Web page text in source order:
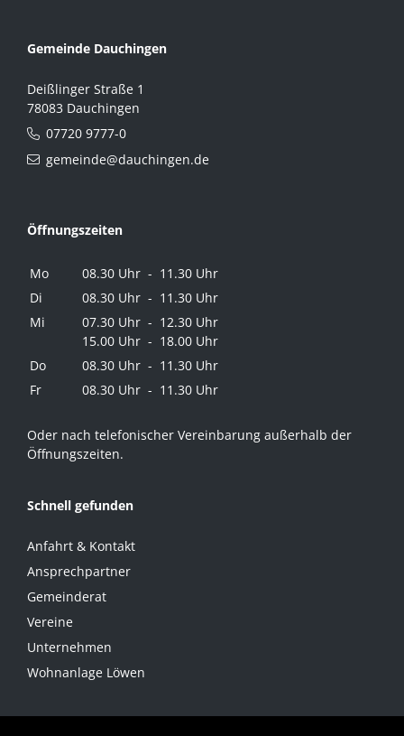
Gemeinde Dauchingen
Deißlinger Straße 1
78083 Dauchingen
07720 9777-0
gemeinde@dauchingen.de
Öffnungszeiten
Mo
08.30 Uhr - 11.30 Uhr
Di
08.30 Uhr - 11.30 Uhr
Mi
07.30 Uhr - 12.30 Uhr
15.00 Uhr - 18.00 Uhr
Do
08.30 Uhr - 11.30 Uhr
Fr
08.30 Uhr - 11.30 Uhr
Oder nach telefonischer Vereinbarung außerhalb der
Öffnungszeiten.
Schnell gefunden
Anfahrt & Kontakt
Ansprechpartner
Gemeinderat
Vereine
Unternehmen
Wohnanlage Löwen